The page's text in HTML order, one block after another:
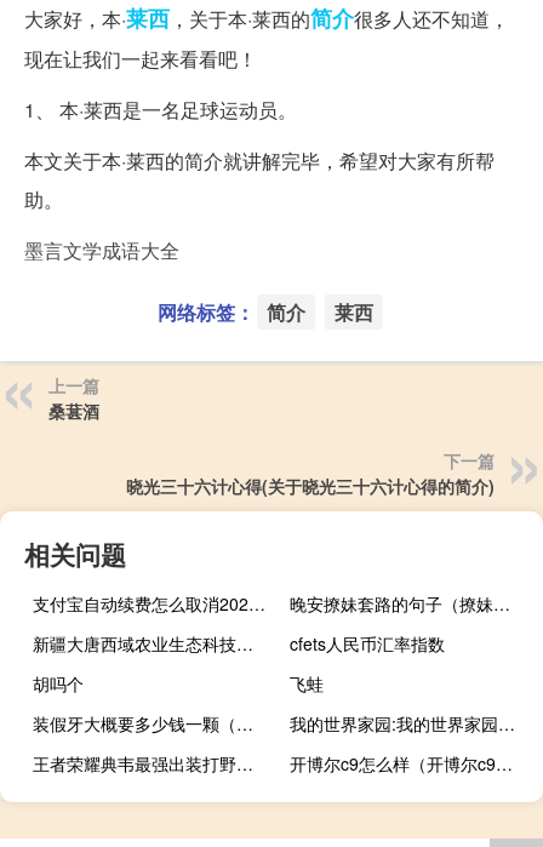
大家好，本·莱西 ，关于本·莱西的简介很多人还不知道，
现在让我们一起来看看吧！
1、 本·莱西是一名足球运动员。
本文关于本·莱西的简介就讲解完毕，希望对大家有所帮
助。
墨言文学成语大全
网络标签： 简介 莱西
上一篇
桑葚酒
下一篇
晓光三十六计心得(关于晓光三十六计心得的简介)
相关问题
支付宝自动续费怎么取消2020（支付宝自动续费怎么取消）
晚安撩妹套路的句子（撩妹套路的句子）
新疆大唐西域农业生态科技有限公司(关于新疆大唐西域农业生态科技有限公司的简介)
cfets人民币汇率指数
胡吗个
飞蛙
装假牙大概要多少钱一颗（装假牙大概要多少钱）
我的世界家园:我的世界家园推荐玩法
王者荣耀典韦最强出装打野（王者荣耀典韦最强出装）
开博尔c9怎么样（开博尔c9技术参数和五大特色功能）